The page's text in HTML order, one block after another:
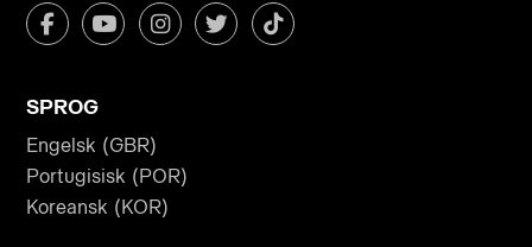
SPROG
Engelsk (GBR)
Portugisisk (POR)
Koreansk (KOR)